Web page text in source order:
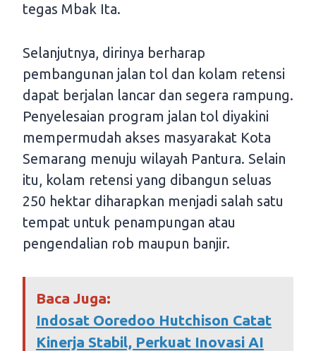
tegas Mbak Ita.
Selanjutnya, dirinya berharap
pembangunan jalan tol dan kolam retensi
dapat berjalan lancar dan segera rampung.
Penyelesaian program jalan tol diyakini
mempermudah akses masyarakat Kota
Semarang menuju wilayah Pantura. Selain
itu, kolam retensi yang dibangun seluas
250 hektar diharapkan menjadi salah satu
tempat untuk penampungan atau
pengendalian rob maupun banjir.
Baca Juga:
Indosat Ooredoo Hutchison Catat
Kinerja Stabil, Perkuat Inovasi AI